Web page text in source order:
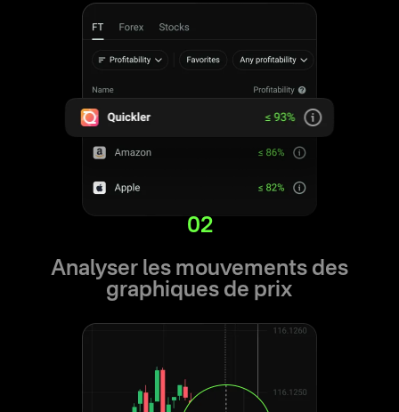
02
Analyser les mouvements des
graphiques de prix